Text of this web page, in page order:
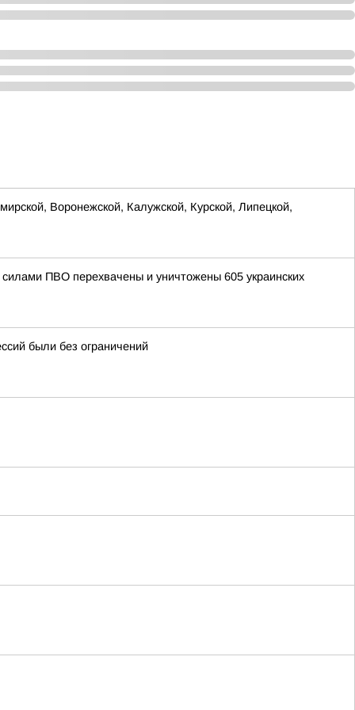
Воронежской, Калужской, Курской, Липецкой,
ПВО перехвачены и уничтожены 605 украинских
были без ограничений